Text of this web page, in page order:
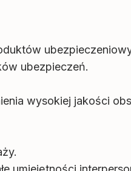
ubezpieczeń.
wysokiej jakości